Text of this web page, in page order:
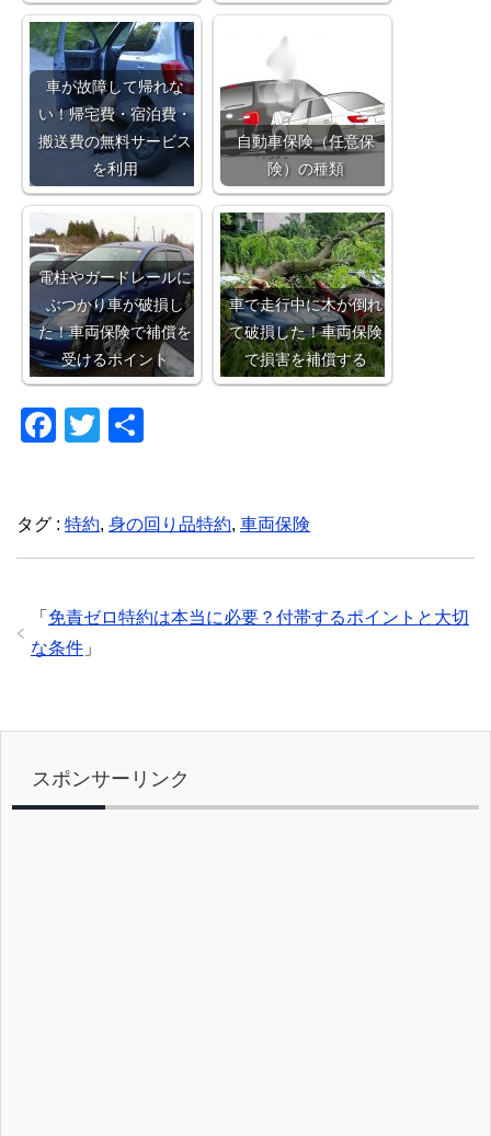
車が故障して帰れな
い！帰宅費・宿泊費・
搬送費の無料サービス
を利用
自動車保険（任意保
険）の種類
電柱やガードレールに
ぶつかり車が破損し
た！車両保険で補償を
受けるポイント
車で走行中に木が倒れ
て破損した！車両保険
で損害を補償する
F
e
b
o
o
T
er
タグ : 特約, 身の回り品特約, 車両保険
「 免責ゼロ特約は本当に必要？付帯するポイントと大切
な条件 」
スポンサーリンク